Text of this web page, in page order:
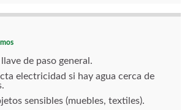
de paso general.
electricidad si hay agua cerca de
sensibles (muebles, textiles).